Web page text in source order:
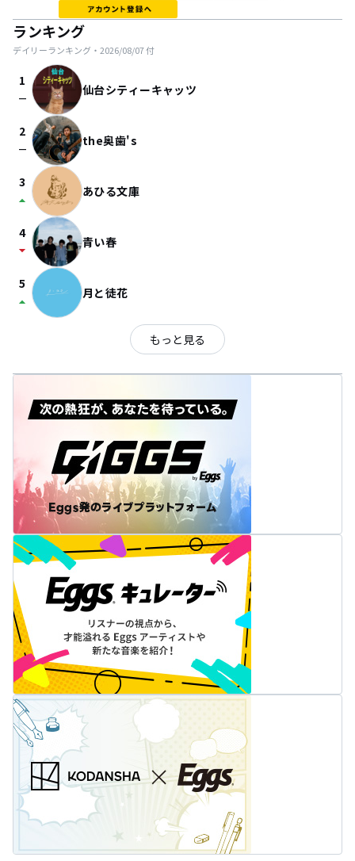
ランキング
デイリーランキング・ 2026/08/07付
1
check_indeterminate_small 仙台シティーキャッツ
2
check_indeterminate_small the奥歯's
3
arrow_drop_up あひる文庫
4
arrow_drop_down 青い春
5
arrow_drop_up 月と徒花
もっと見る